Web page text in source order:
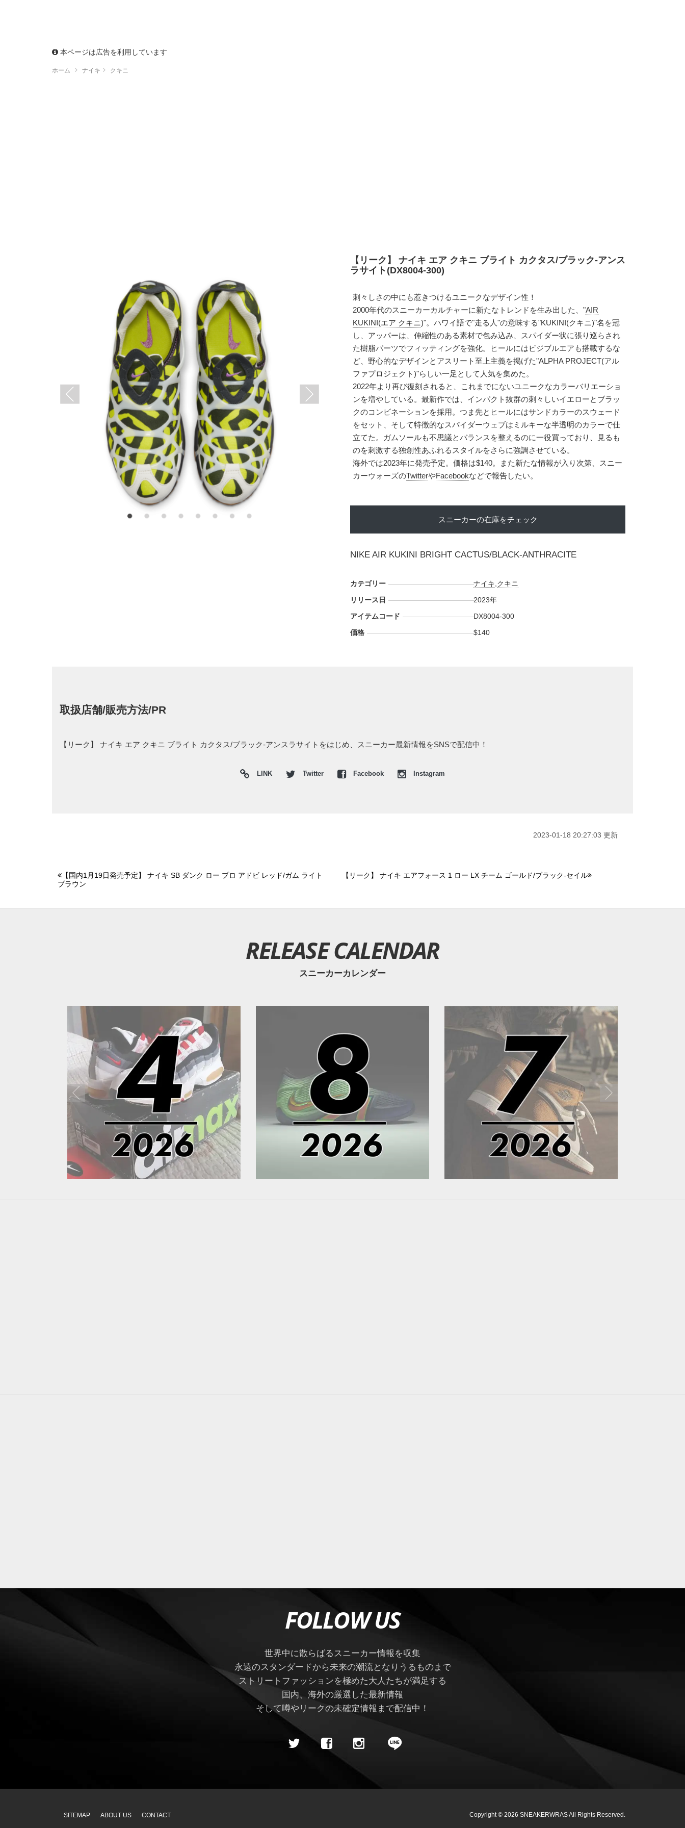
本ページは広告を利用しています
ホーム ナイキ クキニ
【リーク】 ナイキ エア クキニ ブライト カクタス/ブラック-アンス
ラサイト(DX8004-300)
刺々しさの中にも惹きつけるユニークなデザイン性！
2000年代のスニーカーカルチャーに新たなトレンドを生み出した、"AIR
KUKINI(エア クキニ)"。ハワイ語で"走る人"の意味する"KUKINI(クキニ)"名を冠
し、アッパーは、伸縮性のある素材で包み込み、スパイダー状に張り巡らされ
た樹脂パーツでフィッティングを強化。ヒールにはビジブルエアも搭載するな
ど、野心的なデザインとアスリート至上主義を掲げた"ALPHA PROJECT(アル
ファプロジェクト)"らしい一足として人気を集めた。
2022年より再び復刻されると、これまでにないユニークなカラーバリエーショ
ンを増やしている。最新作では、インパクト抜群の刺々しいイエローとブラッ
クのコンビネーションを採用。つま先とヒールにはサンドカラーのスウェード
をセット、そして特徴的なスパイダーウェブはミルキーな半透明のカラーで仕
立てた。ガムソールも不思議とバランスを整えるのに一役買っており、見るも
のを刺激する独創性あふれるスタイルをさらに強調させている。
海外では2023年に発売予定。価格は$140。また新たな情報が入り次第、スニー
カーウォーズのTwitterやFacebookなどで報告したい。
スニーカーの在庫をチェック
NIKE AIR KUKINI BRIGHT CACTUS/BLACK-ANTHRACITE
カテゴリー ナイキ クキニ
リリース日
2023年
アイテムコード
DX8004-300
価格
$140
取扱店舗/販売方法/PR
【リーク】 ナイキ エア クキニ ブライト カクタス/ブラック-アンスラサイトをはじめ、スニーカー最新情報をSNSで配信中！
LINK Twitter Facebook Instagram
2023-01-18 20:27:03 更新
【国内1月19日発売予定】 ナイキ SB ダンク ロー プロ アドビ レッド/ガム ライト
ブラウン
【リーク】 ナイキ エアフォース 1 ロー LX チーム ゴールド/ブラック-セイル
RELEASE CALENDAR
スニーカーカレンダー
FOLLOW US
世界中に散らばるスニーカー情報を収集
永遠のスタンダードから未来の潮流となりうるものまで
ストリートファッションを極めた大人たちが満足する
国内、海外の厳選した最新情報
そして噂やリークの未確定情報まで配信中！
SITEMAP ABOUT US CONTACT Copyright © 2026 SNEAKERWRASAll Rights Reserved.